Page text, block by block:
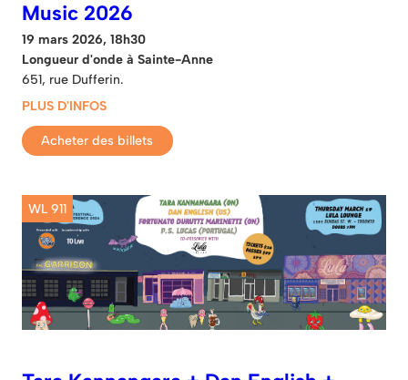
Music 2026
19 mars 2026, 18h30
Longueur d'onde à Sainte-Anne
651, rue Dufferin.
PLUS D'INFOS
Acheter des billets
WL 911